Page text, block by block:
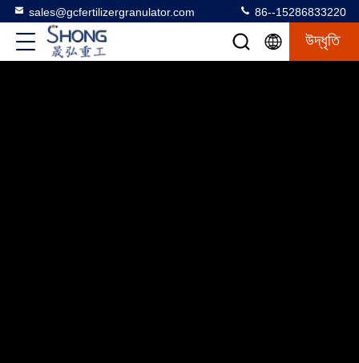
sales@gcfertilizergranulator.com 86--15286833220
উদ্ধৃতি